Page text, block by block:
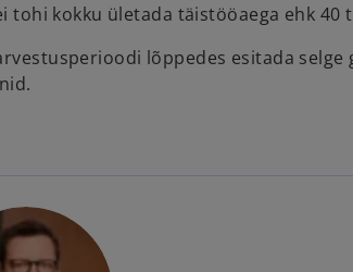
kokku ületada täistööaega ehk 40
lõppedes esitada